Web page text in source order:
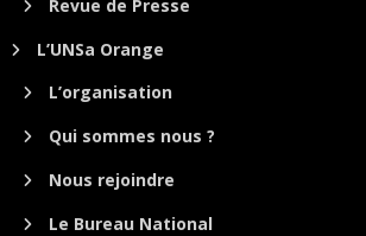
Revue de Presse
L’UNSa Orange
L’organisation
Qui sommes nous ?
Nous rejoindre
Le Bureau National